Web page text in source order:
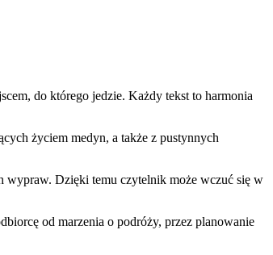
do którego jedzie. Każdy tekst to harmonia
życiem medyn, a także z pustynnych
wypraw. Dzięki temu czytelnik może wczuć się w
od marzenia o podróży, przez planowanie